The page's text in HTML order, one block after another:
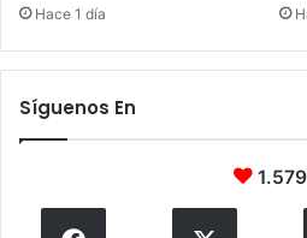
Hace 1 día
Síguenos En
1.579